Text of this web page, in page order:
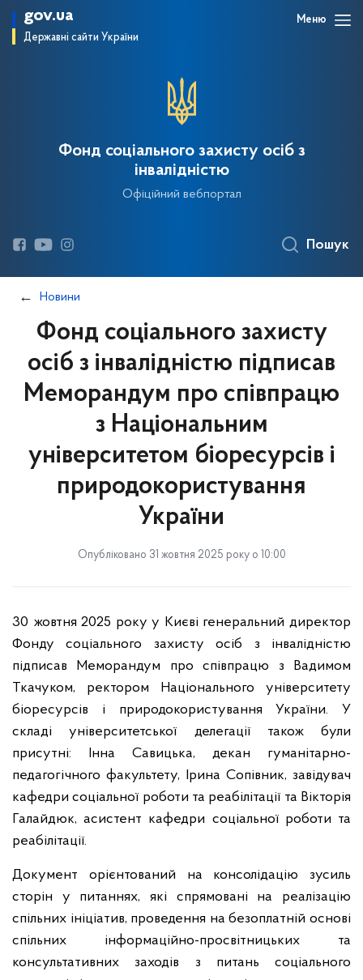
gov.ua
Державні сайти України
Меню
Фонд соціального захисту осіб з
інвалідністю
Офіційний вебпортал
Пошук
Новини
Фонд соціального захисту
осіб з інвалідністю підписав
Меморандум про співпрацю
з Національним
університетом біоресурсів і
природокористування
України
Опубліковано 31 жовтня 2025 року о 10:00
30 жовтня 2025 року у Києві генеральний директор
Фонду соціального захисту осіб з інвалідністю
підписав Меморандум про співпрацю з Вадимом
Ткачуком, ректором Національного університету
біоресурсів і природокористування України. У
складі університетської делегації також були
присутні: Інна Савицька, декан гуманітарно-
педагогічного факультету, Ірина Сопівник, завідувач
кафедри соціальної роботи та реабілітації та Вікторія
Галайдюк, асистент кафедри соціальної роботи та
реабілітації.
Документ орієнтований на консолідацію зусиль
сторін у питаннях, які спрямовані на реалізацію
спільних ініціатив, проведення на безоплатній основі
спільних інформаційно-просвітницьких та
консультативних заходів з питань соціального